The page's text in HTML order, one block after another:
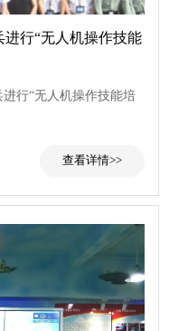
行“无人机操作技能
行“无人机操作技能培